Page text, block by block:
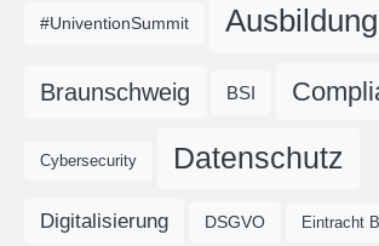
#UniventionSummit Ausbildung
Braunschweig BSI
Cybersecurity Datenschutz
Digitalisierung DSGVO Eintracht